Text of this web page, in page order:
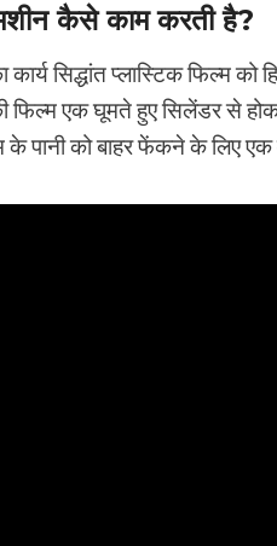
कैसे काम करती है?
कार्य सिद्धांत प्लास्टिक फिल्म
फिल्म एक घूमते हुए सिलेंडर से
के पानी को बाहर फेंकने के लिए